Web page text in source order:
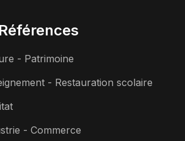
- Patrimoine
- Restauration scolaire
- Commerce